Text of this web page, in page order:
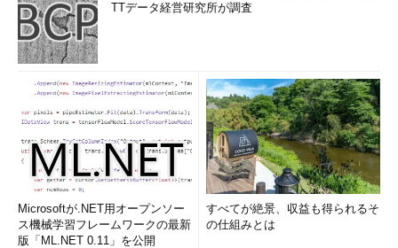
TTデータ経営研究所が調査
Microsoftが.NET用オープンソー
ス機械学習フレームワークの最新
版「ML.NET 0.11」を公開
すべてが絶景、収益も得られるそ
の仕組みとは